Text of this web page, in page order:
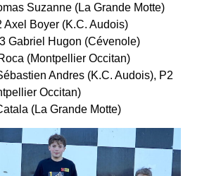
Suzanne (La Grande Motte)
Axel Boyer (K.C. Audois)
Gabriel Hugon (Cévenole)
(Montpellier Occitan)
Andres (K.C. Audois), P2
Occitan)
(La Grande Motte)